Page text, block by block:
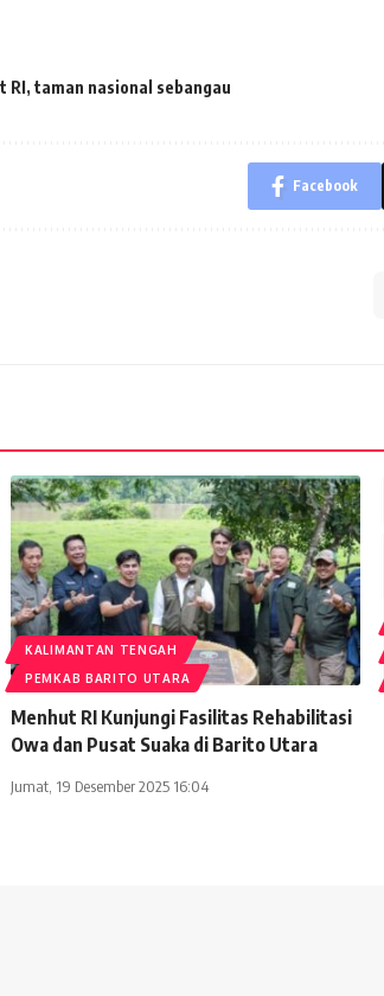
RI, taman nasional sebangau
Facebook
KALIMANTAN TENGAH
PEMKAB BARITO UTARA
Menhut RI Kunjungi Fasilitas Rehabilitasi
Owa dan Pusat Suaka di Barito Utara
Jumat, 19 Desember 2025 16:04